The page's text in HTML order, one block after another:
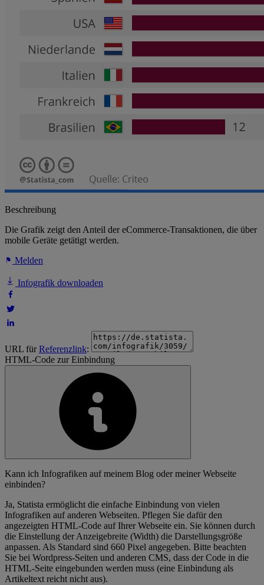
Beschreibung
Die Grafik zeigt den Anteil der eCommerce-Transaktionen, die über
mobile Geräte getätigt werden.
Melden
Infografik downloaden
URL fürReferenzlink:
HTML-Code zur Einbindung
Kann ich Infografiken auf meinem Blog oder meiner Webseite
einbinden?
Ja, Statista ermöglicht die einfache Einbindung von vielen
Infografiken auf anderen Webseiten. Pflegen Sie dafür den
angezeigten HTML-Code auf Ihrer Webseite ein. Sie können durch
die Einstellung der Anzeigebreite (Width) die Darstellungsgröße
anpassen. Als Standard sind 660 Pixel angegeben. Bitte beachten
Sie bei Wordpress-Seiten und anderen CMS, dass der Code in die
HTML-Seite eingebunden werden muss (eine Einbindung als
Artikeltext reicht nicht aus).